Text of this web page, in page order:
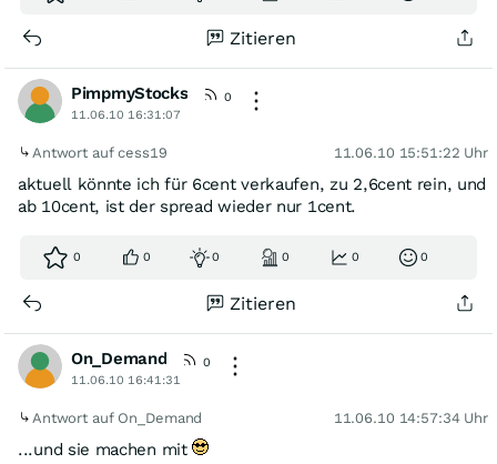
Zitieren
PimpmyStocks
0
11.06.10 16:31:07
Antwort auf cess19 11.06.10 15:51:22 Uhr
aktuell könnte ich für 6cent verkaufen, zu 2,6cent rein, und
ab 10cent, ist der spread wieder nur 1cent.
0 0 0 0 0 0
Zitieren
On_Demand
0
11.06.10 16:41:31
Antwort auf On_Demand 11.06.10 14:57:34 Uhr
...und sie machen mit